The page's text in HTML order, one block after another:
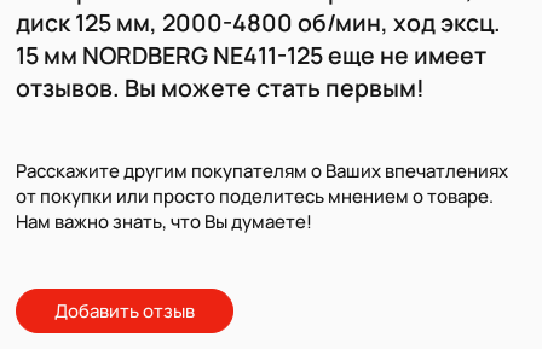
диск 125 мм, 2000-4800 об/мин, ход эксц.
15 мм NORDBERG NE411-125 еще не имеет
отзывов. Вы можете стать первым!
Расскажите другим покупателям о Ваших впечатлениях
от покупки или просто поделитесь мнением о товаре.
Нам важно знать, что Вы думаете!
Добавить отзыв